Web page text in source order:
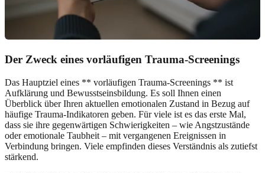
Der Zweck eines vorläufigen Trauma-Screenings
Das Hauptziel eines ** vorläufigen Trauma-Screenings ** ist
Aufklärung und Bewusstseinsbildung. Es soll Ihnen einen
Überblick über Ihren aktuellen emotionalen Zustand in Bezug auf
häufige Trauma-Indikatoren geben. Für viele ist es das erste Mal,
dass sie ihre gegenwärtigen Schwierigkeiten – wie Angstzustände
oder emotionale Taubheit – mit vergangenen Ereignissen in
Verbindung bringen. Viele empfinden dieses Verständnis als zutiefst
stärkend.